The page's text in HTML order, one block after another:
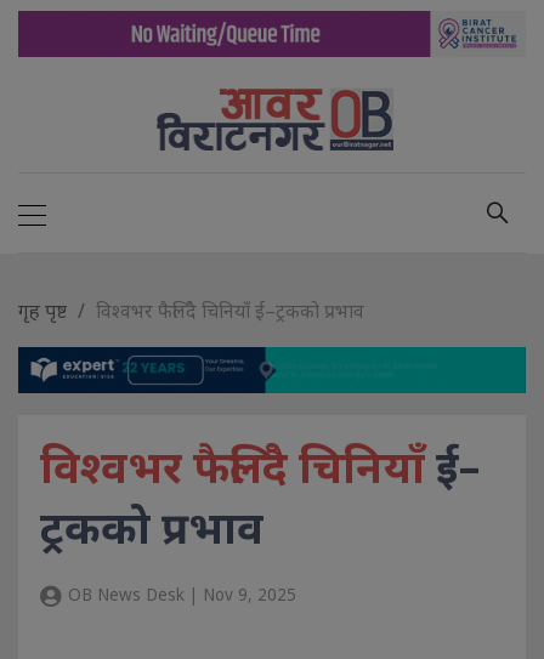
गृह पृष्ट विश्वभर फैलिँदै चिनियाँ ई–ट्रकको प्रभाव
विश्वभर फैलिँदै चिनियाँई–
ट्रकको प्रभाव
OB News Desk | Nov 9, 2025